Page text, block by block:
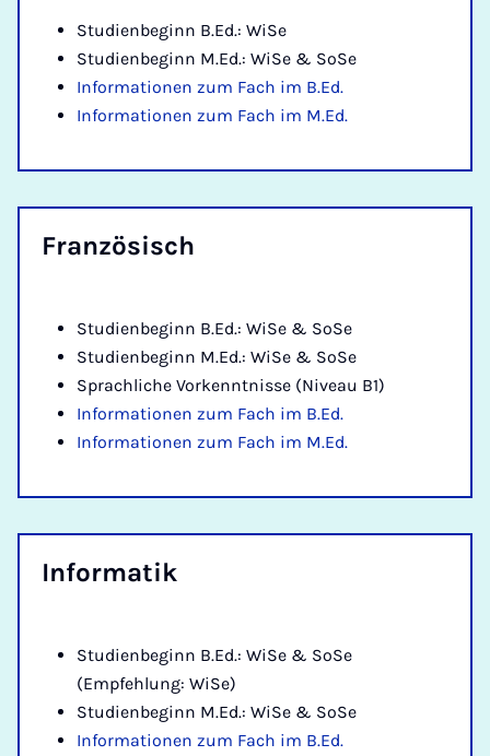
Studienbeginn B.Ed.: WiSe
Studienbeginn M.Ed.: WiSe & SoSe
Informationen zum Fach im B.Ed.
Informationen zum Fach im M.Ed.
Fran­zö­sisch
Studienbeginn B.Ed.: WiSe & SoSe
Studienbeginn M.Ed.: WiSe & SoSe
Sprachliche Vorkenntnisse (Niveau B1)
Informationen zum Fach im B.Ed.
Informationen zum Fach im M.Ed.
In­for­ma­tik
Studienbeginn B.Ed.: WiSe & SoSe
(Empfehlung: WiSe)
Studienbeginn M.Ed.: WiSe & SoSe
Informationen zum Fach im B.Ed.